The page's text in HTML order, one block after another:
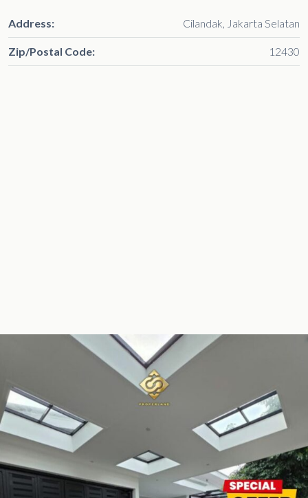
Address: Cilandak, Jakarta Selatan
Zip/Postal Code: 12430